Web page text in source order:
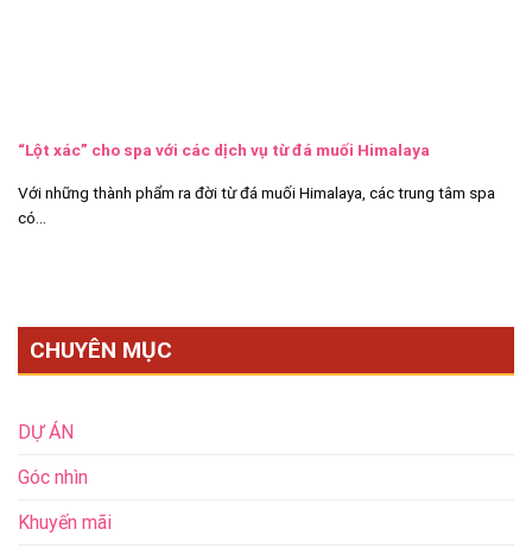
“Lột xác” cho spa với các dịch vụ từ đá muối Himalaya
Với những thành phẩm ra đời từ đá muối Himalaya, các trung tâm spa
có...
CHUYÊN MỤC
DỰ ÁN
Góc nhìn
Khuyến mãi